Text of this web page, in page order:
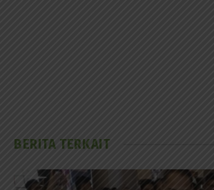
BERITA TERKAIT